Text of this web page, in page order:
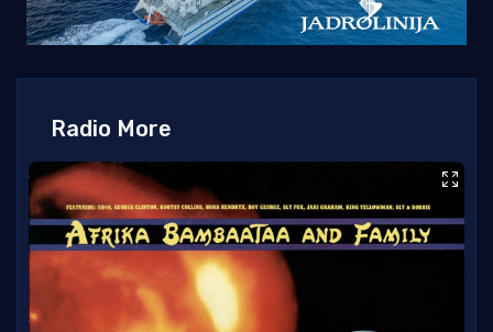
Radio More